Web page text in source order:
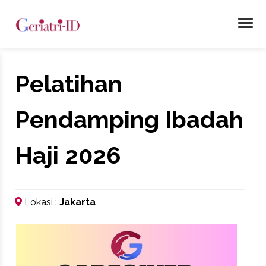
Pelatihan
Pendamping Ibadah
Haji 2026
Lokasi : Jakarta